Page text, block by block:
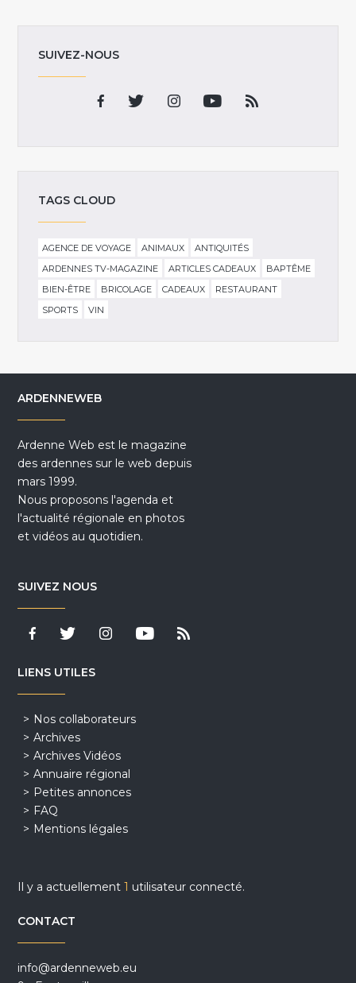
SUIVEZ-NOUS
TAGS CLOUD
AGENCE DE VOYAGE ANIMAUX
ANTIQUITÉS
ARDENNES TV-MAGAZINE
ARTICLES CADEAUX
BAPTÊME
BIEN-ÊTRE
BRICOLAGE CADEAUX
RESTAURANT
SPORTS
VIN
ARDENNEWEB
Ardenne Web est le magazine
des ardennes sur le web depuis
mars 1999.
Nous proposons l'agenda et
l'actualité régionale en photos
et vidéos au quotidien.
SUIVEZ NOUS
LIENS UTILES
Nos collaborateurs
Archives
Archives Vidéos
Annuaire régional
Petites annonces
FAQ
Mentions légales
Il y a actuellement1 utilisateur connecté.
CONTACT
info@ardenneweb.eu